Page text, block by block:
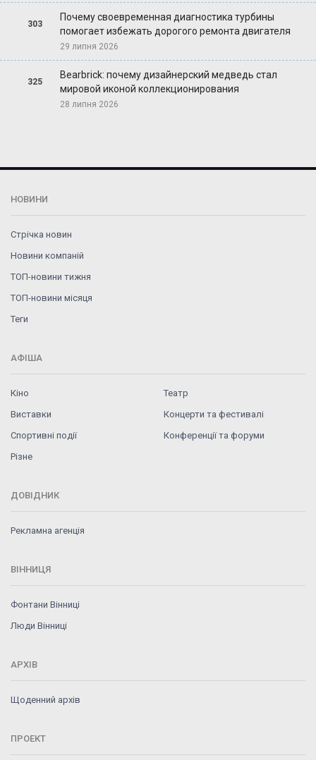
303
Почему своевременная диагностика турбины
помогает избежать дорогого ремонта двигателя
29 липня 2026
325
Bearbrick: почему дизайнерский медведь стал
мировой иконой коллекционирования
28 липня 2026
НОВИНИ
Стрічка новин
Новини компаній
ТОП-новини тижня
ТОП-новини місяця
Теги
АФІША
Кіно
Театр
Виставки
Концерти та фестивалі
Спортивні події
Конференції та форуми
Різне
ДОВІДНИК
Рекламна агенція
ВІННИЦЯ
Фонтани Вінниці
Люди Вінниці
АРХІВ
Щоденний архів
ПРОЕКТ